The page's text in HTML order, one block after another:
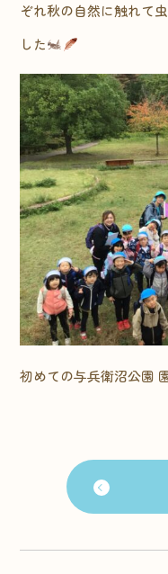
ぞれ秋の自然に触れて
した
初めての与兵衛沼公園